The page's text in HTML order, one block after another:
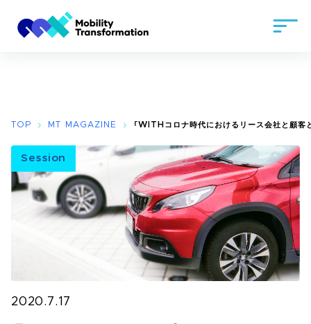
TOP MT MAGAZINE 「WITHコロナ時代におけるリース会社と顧客
Session
2020.7.17